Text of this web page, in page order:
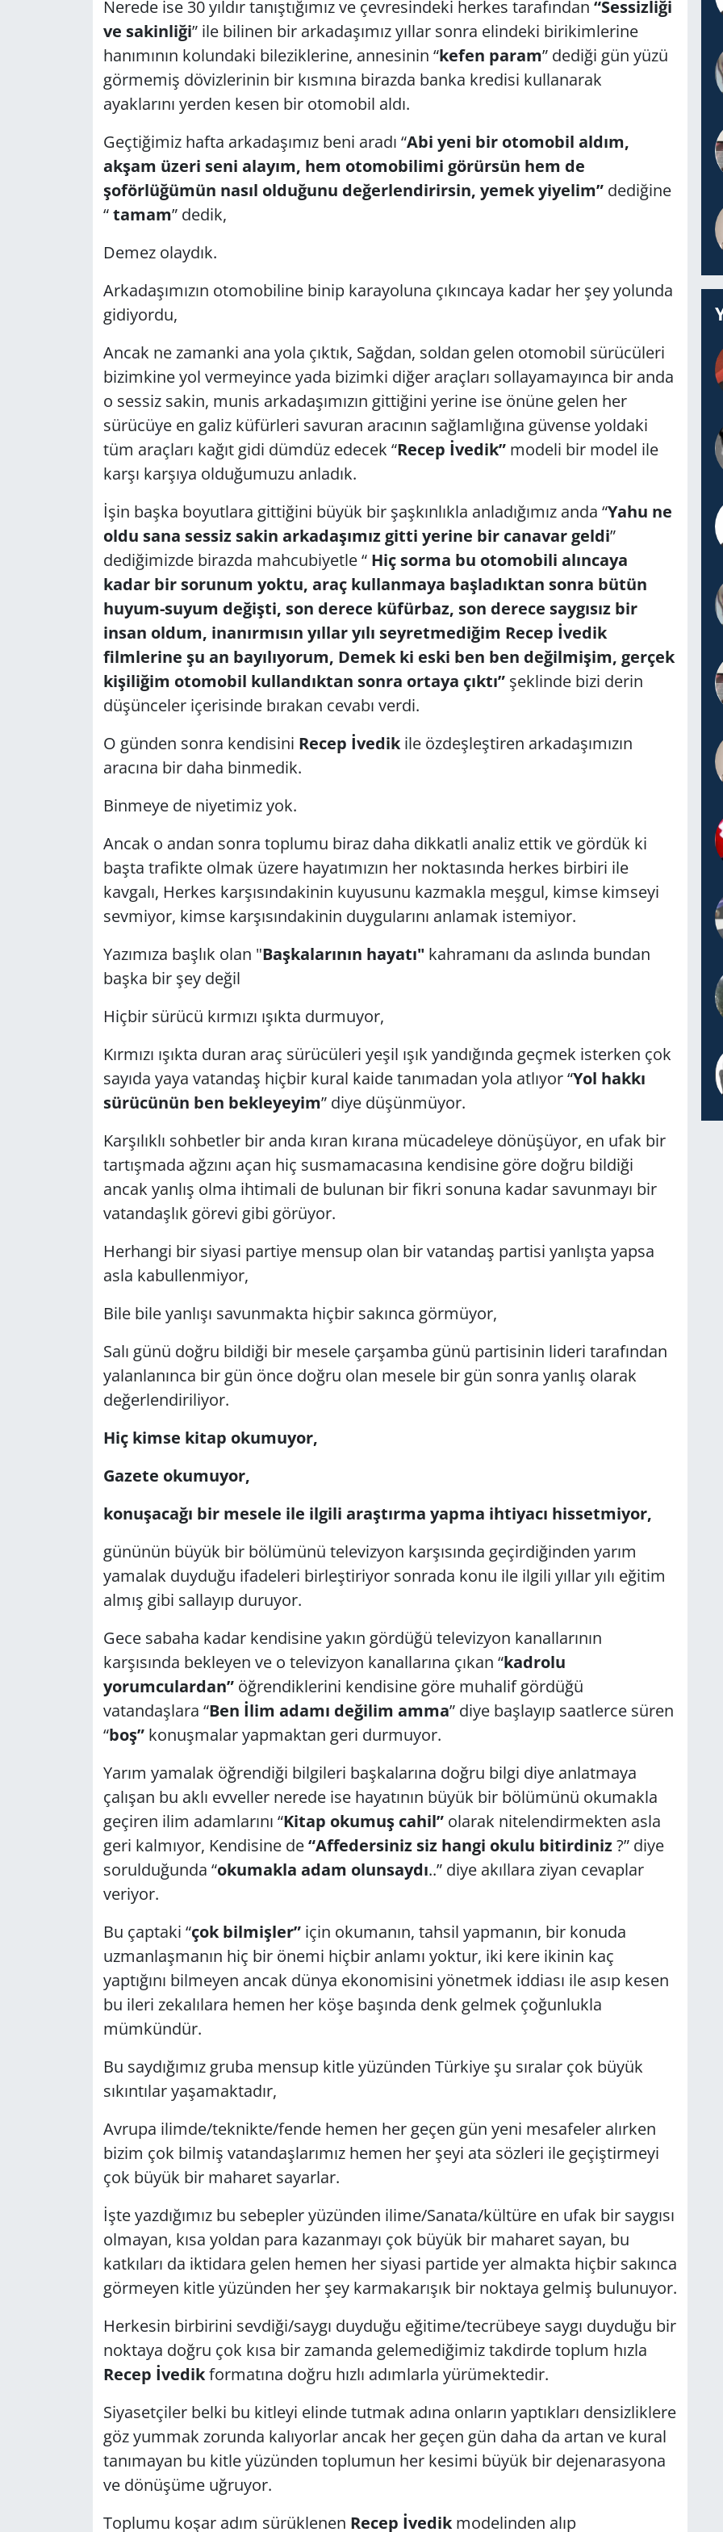
Nerede ise 30 yıldır tanıştığımız ve çevresindeki herkes tarafından “Sessizliği
ve sakinliği” ile bilinen bir arkadaşımız yıllar sonra elindeki birikimlerine
hanımının kolundaki bileziklerine, annesinin “kefen param” dediği gün yüzü
görmemiş dövizlerinin bir kısmına birazda banka kredisi kullanarak
ayaklarını yerden kesen bir otomobil aldı.
Geçtiğimiz hafta arkadaşımız beni aradı “Abi yeni bir otomobil aldım,
akşam üzeri seni alayım, hem otomobilimi görürsün hem de
şoförlüğümün nasıl olduğunu değerlendirirsin, yemek yiyelim” dediğine
“tamam” dedik,
Demez olaydık.
Arkadaşımızın otomobiline binip karayoluna çıkıncaya kadar her şey yolunda
gidiyordu,
Ancak ne zamanki ana yola çıktık, Sağdan, soldan gelen otomobil sürücüleri
bizimkine yol vermeyince yada bizimki diğer araçları sollayamayınca bir anda
o sessiz sakin, munis arkadaşımızın gittiğini yerine ise önüne gelen her
sürücüye en galiz küfürleri savuran aracının sağlamlığına güvense yoldaki
tüm araçları kağıt gidi dümdüz edecek “Recep İvedik” modeli bir model ile
karşı karşıya olduğumuzu anladık.
İşin başka boyutlara gittiğini büyük bir şaşkınlıkla anladığımız anda “Yahu ne
oldu sana sessiz sakin arkadaşımız gitti yerine bir canavar geldi”
dediğimizde birazda mahcubiyetle “ Hiç sorma bu otomobili alıncaya
kadar bir sorunum yoktu, araç kullanmaya başladıktan sonra bütün
huyum-suyum değişti, son derece küfürbaz, son derece saygısız bir
insan oldum, inanırmısın yıllar yılı seyretmediğim Recep İvedik
filmlerine şu an bayılıyorum, Demek ki eski ben ben değilmişim, gerçek
kişiliğim otomobil kullandıktan sonra ortaya çıktı”şeklinde bizi derin
düşünceler içerisinde bırakan cevabı verdi.
O günden sonra kendisini Recep İvedikile özdeşleştiren arkadaşımızın
aracına bir daha binmedik.
Binmeye de niyetimiz yok.
Ancak o andan sonra toplumu biraz daha dikkatli analiz ettik ve gördük ki
başta trafikte olmak üzere hayatımızın her noktasında herkes birbiri ile
kavgalı, Herkes karşısındakinin kuyusunu kazmakla meşgul, kimse kimseyi
sevmiyor, kimse karşısındakinin duygularını anlamak istemiyor.
Yazımıza başlık olan "Başkalarının hayatı" kahramanı da aslında bundan
başka bir şey değil
Hiçbir sürücü kırmızı ışıkta durmuyor,
Kırmızı ışıkta duran araç sürücüleri yeşil ışık yandığında geçmek isterken çok
sayıda yaya vatandaş hiçbir kural kaide tanımadan yola atlıyor “Yol hakkı
sürücünün ben bekleyeyim” diye düşünmüyor.
Karşılıklı sohbetler bir anda kıran kırana mücadeleye dönüşüyor, en ufak bir
tartışmada ağzını açan hiç susmamacasına kendisine göre doğru bildiği
ancak yanlış olma ihtimali de bulunan bir fikri sonuna kadar savunmayı bir
vatandaşlık görevi gibi görüyor.
Herhangi bir siyasi partiye mensup olan bir vatandaş partisi yanlışta yapsa
asla kabullenmiyor,
Bile bile yanlışı savunmakta hiçbir sakınca görmüyor,
Salı günü doğru bildiği bir mesele çarşamba günü partisinin lideri tarafından
yalanlanınca bir gün önce doğru olan mesele bir gün sonra yanlış olarak
değerlendiriliyor.
Hiç kimse kitap okumuyor,
Gazete okumuyor,
konuşacağı bir mesele ile ilgili araştırma yapma ihtiyacı hissetmiyor,
gününün büyük bir bölümünü televizyon karşısında geçirdiğinden yarım
yamalak duyduğu ifadeleri birleştiriyor sonrada konu ile ilgili yıllar yılı eğitim
almış gibi sallayıp duruyor.
Gece sabaha kadar kendisine yakın gördüğü televizyon kanallarının
karşısında bekleyen ve o televizyon kanallarına çıkan “kadrolu
yorumculardan”öğrendiklerini kendisine göre muhalif gördüğü
vatandaşlara “Ben İlim adamı değilim amma” diye başlayıp saatlerce süren
“boş”konuşmalar yapmaktan geri durmuyor.
Yarım yamalak öğrendiği bilgileri başkalarına doğru bilgi diye anlatmaya
çalışan bu aklı evveller nerede ise hayatının büyük bir bölümünü okumakla
geçiren ilim adamlarını “Kitap okumuş cahil” olarak nitelendirmekten asla
geri kalmıyor, Kendisine de“Affedersiniz siz hangi okulu bitirdiniz?” diye
sorulduğunda “okumakla adam olunsaydı..” diye akıllara ziyan cevaplar
veriyor.
Bu çaptaki “çok bilmişler”için okumanın, tahsil yapmanın, bir konuda
uzmanlaşmanın hiç bir önemi hiçbir anlamı yoktur, iki kere ikinin kaç
yaptığını bilmeyen ancak dünya ekonomisini yönetmek iddiası ile asıp kesen
bu ileri zekalılara hemen her köşe başında denk gelmek çoğunlukla
mümkündür.
Bu saydığımız gruba mensup kitle yüzünden Türkiye şu sıralar çok büyük
sıkıntılar yaşamaktadır,
Avrupa ilimde/teknikte/fende hemen her geçen gün yeni mesafeler alırken
bizim çok bilmiş vatandaşlarımız hemen her şeyi ata sözleri ile geçiştirmeyi
çok büyük bir maharet sayarlar.
İşte yazdığımız bu sebepler yüzünden ilime/Sanata/kültüre en ufak bir saygısı
olmayan, kısa yoldan para kazanmayı çok büyük bir maharet sayan, bu
katkıları da iktidara gelen hemen her siyasi partide yer almakta hiçbir sakınca
görmeyen kitle yüzünden her şey karmakarışık bir noktaya gelmiş bulunuyor.
Herkesin birbirini sevdiği/saygı duyduğu eğitime/tecrübeye saygı duyduğu bir
noktaya doğru çok kısa bir zamanda gelemediğimiz takdirde toplum hızla
Recep İvedikformatına doğru hızlı adımlarla yürümektedir.
Siyasetçiler belki bu kitleyi elinde tutmak adına onların yaptıkları densizliklere
göz yummak zorunda kalıyorlar ancak her geçen gün daha da artan ve kural
tanımayan bu kitle yüzünden toplumun her kesimi büyük bir dejenarasyona
ve dönüşüme uğruyor.
Toplumu koşar adım sürüklenen Recep İvedikmodelinden alıp
GÜNDEM
HABERDE İNSAN
KÜLTÜR SANAT
MAGAZİN
POLİTİKA